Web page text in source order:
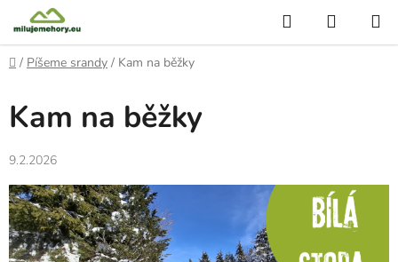
na
obsah
Hledat
KOŠÍK
Domů
/ Píšeme srandy / Kam na běžky
Kam na běžky
9.2.2026